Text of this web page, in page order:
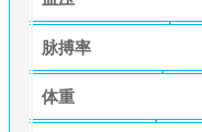
脉搏率
体重